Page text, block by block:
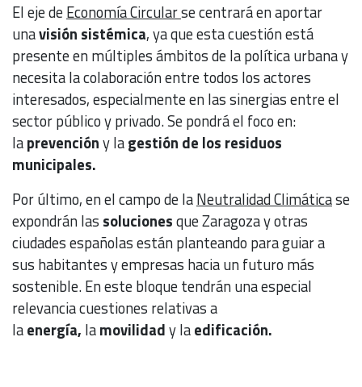
El eje deEconomía Circularse centrará en aportar
unavisión sistémica, ya que esta cuestión está
presente en múltiples ámbitos de la política urbana y
necesita la colaboración entre todos los actores
interesados, especialmente en las sinergias entre el
sector público y privado. Se pondrá el foco en:
laprevencióny lagestión de los residuos
municipales.
Por último, en el campo de laNeutralidad Climáticase
expondrán las solucionesque Zaragoza y otras
ciudades españolas están planteando para guiar a
sus habitantes y empresas hacia un futuro más
sostenible. En este bloque tendrán una especial
relevancia cuestiones relativas a
laenergía, lamovilidady laedificación.